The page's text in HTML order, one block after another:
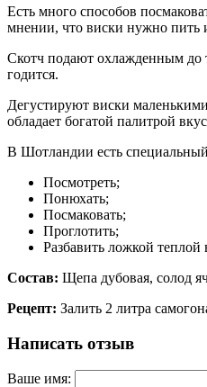
Есть много способов
мнении, что виски нужно пить
Скотч подают охлажденным до
годится.
Дегустируют виски
обладает богатой палитрой
В Шотландии есть специальный
Посмотреть;
Понюхать;
Посмаковать;
Проглотить;
Разбавить ложкой теплой
Состав: Щепа дубовая, солод
Рецепт: Залить 2 литра
Написать отзыв
Ваше имя: